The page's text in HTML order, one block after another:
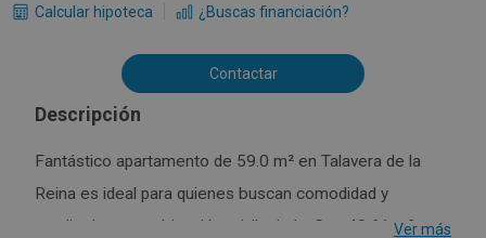
Calcular hipoteca ¿Buscas financiación?
Contactar
Descripción
Fantástico apartamento de 59.0 m² en Talavera de la
Reina es ideal para quienes buscan comodidad y
amplitud en una ubicación privilegiada. Con 40.61 m²Ver más